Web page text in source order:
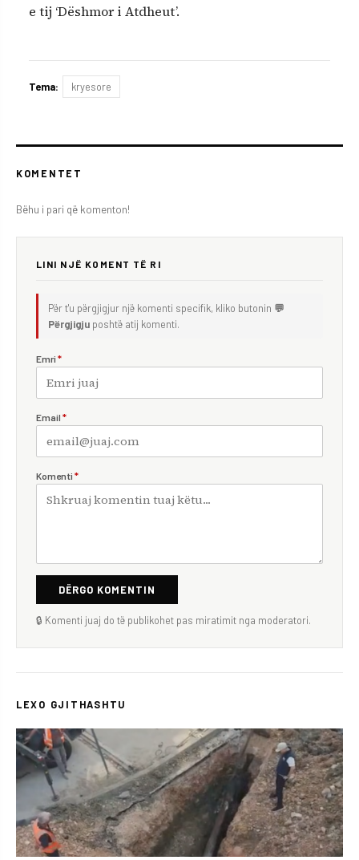
e tij ‘Dëshmor i Atdheut’.
Tema: kryesore
KOMENTET
Bëhu i pari që komenton!
LINI NJË KOMENT TË RI
Për t'u përgjigjur një komenti specifik, kliko butonin 💬
Përgjigju poshtë atij komenti.
Emri *
Email *
Komenti *
DËRGO KOMENTIN
🔒 Komenti juaj do të publikohet pas miratimit nga moderatori.
LEXO GJITHASHTU